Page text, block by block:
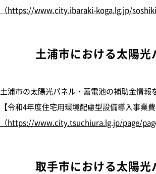
（https://www.city.ibaraki-koga.lg.jp/
土浦市における太陽
土浦市の太陽光パネル・蓄電池の補助金情
【令和4年度住宅用環境配慮型設備導入事業費
（https://www.city.tsuchiura.lg.jp/page/
取手市における太陽